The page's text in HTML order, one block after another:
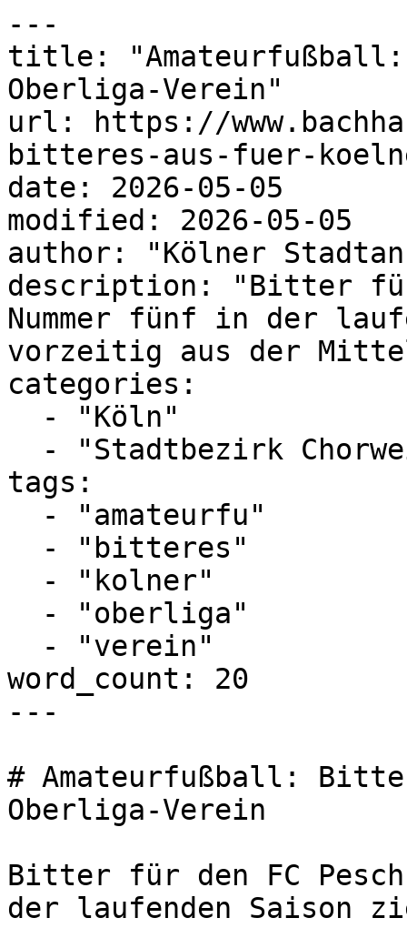
---
title:
Oberliga-Verein"
url: https://
bitteres-aus-fuer-
date: 2026-05-05
modified: 2026-05-05
author: "Kölner
description: "Bitter für
Nummer fünf in der
vorzeitig aus der
categories:
tags:
word_count: 20
---
# Amateurfußball:
Oberliga-Verein
Bitter für den FC
der laufenden Saison